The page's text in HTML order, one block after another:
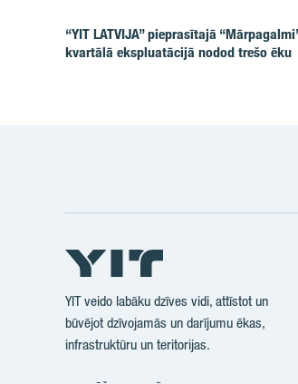
“YIT LATVIJA” pieprasītajā
kvartālā ekspluatācijā nodod trešo ēku
YIT veido labāku dzīves vidi, attīstot un
būvējot dzīvojamās un darījumu ēkas,
infrastruktūru un teritorijas.